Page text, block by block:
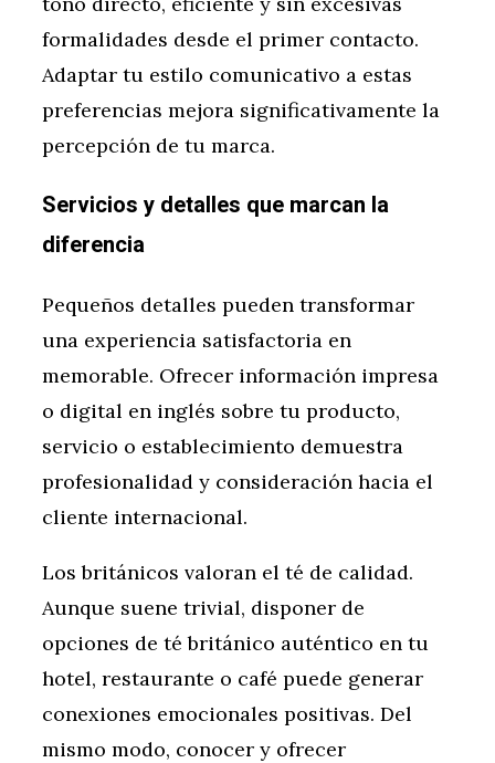
formalidades desde el primer contacto.
Adaptar tu estilo comunicativo a estas
preferencias mejora significativamente la
percepción de tu marca.
Servicios y detalles que marcan la
diferencia
Pequeños detalles pueden transformar
una experiencia satisfactoria en
memorable. Ofrecer información impresa
o digital en inglés sobre tu producto,
servicio o establecimiento demuestra
profesionalidad y consideración hacia el
cliente internacional.
Los británicos valoran el té de calidad.
Aunque suene trivial, disponer de
opciones de té británico auténtico en tu
hotel, restaurante o café puede generar
conexiones emocionales positivas. Del
mismo modo, conocer y ofrecer